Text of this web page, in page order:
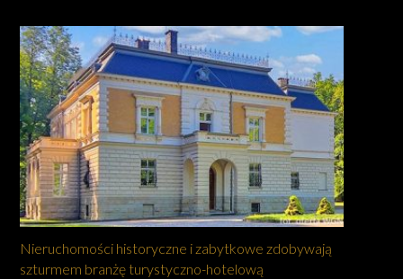
Nieruchomości historyczne i zabytkowe zdobywają
szturmem branżę turystyczno-hotelową